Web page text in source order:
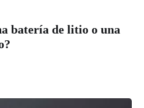
batería de litio o una